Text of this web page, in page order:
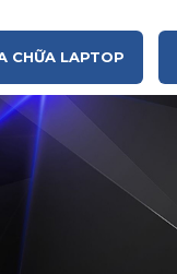
CHỮA LAPTOP